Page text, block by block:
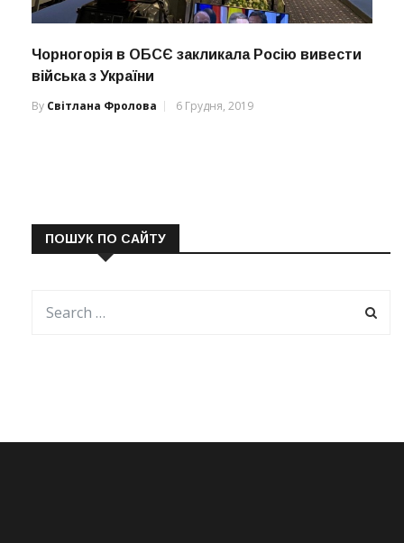
Чорногорія в ОБСЄ закликала Росію вивести
війська з України
By Світлана Фролова 6 Грудня, 2019
ПОШУК ПО САЙТУ